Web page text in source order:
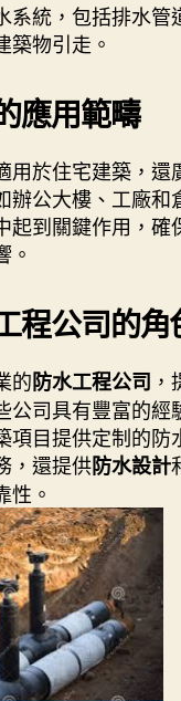
系統，包括排水管
築物引走。
應用範疇
用於住宅建築，還
辦公大樓、工廠和
起到關鍵作用，確
。
程公司的角
的防水工程公司
公司具有豐富的經
項目提供定制的防
，還提供防水設計
性。